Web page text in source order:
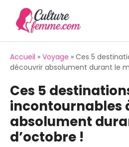
contenu
Accueil » Voyage » Ces 5
découvrir absolument durant le
Ces 5
incontournables
absolument
d’octobre !